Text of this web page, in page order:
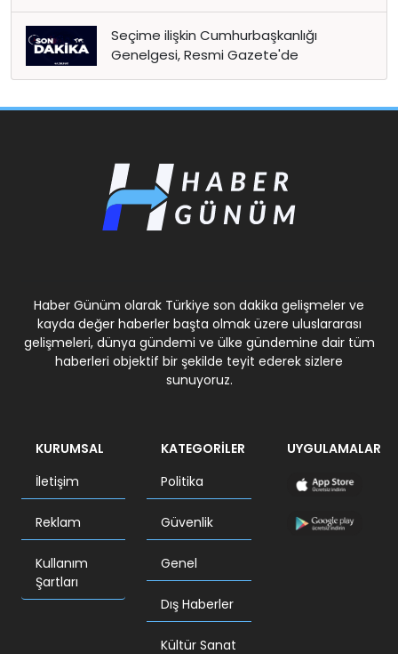
Seçime ilişkin Cumhurbaşkanlığı
Genelgesi, Resmi Gazete'de
Haber Günüm olarak Türkiye son dakika gelişmeler ve
kayda değer haberler başta olmak üzere uluslararası
gelişmeleri, dünya gündemi ve ülke gündemine dair tüm
haberleri objektif bir şekilde teyit ederek sizlere
sunuyoruz.
KURUMSAL
İletişim
Reklam
Kullanım
Şartları
KATEGORİLER
Politika
Güvenlik
Genel
Dış Haberler
Kültür Sanat
UYGULAMALAR